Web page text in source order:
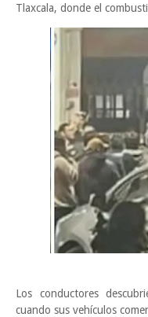
Tlaxcala, donde el
Los conductores
cuando sus vehículos